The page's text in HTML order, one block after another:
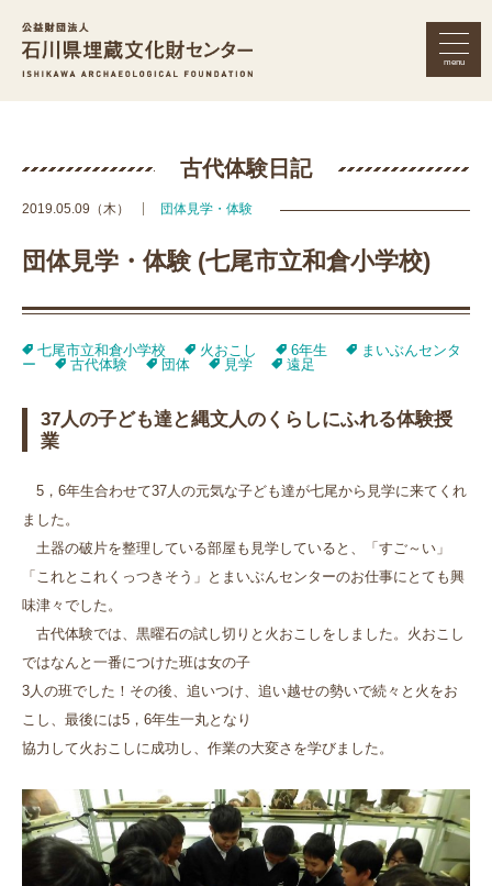
menu
古代体験日記
2019.05.09（木） 団体見学・体験
団体見学・体験 (七尾市立和倉小学校)
七尾市立和倉小学校 火おこし 6年生
まいぶんセンタ
ー
古代体験 団体 見学 遠足
37人の子ども達と縄文人のくらしにふれる体験授
業
5，6年生合わせて37人の元気な子ども達が七尾から見学に来てくれ
ました。
土器の破片を整理している部屋も見学していると、「すご～い」
「これとこれくっつきそう」とまいぶんセンターのお仕事にとても興
味津々でした。
古代体験では、黒曜石の試し切りと火おこしをしました。火おこし
ではなんと一番につけた班は女の子
3人の班でした！その後、追いつけ、追い越せの勢いで続々と火をお
こし、最後には5，6年生一丸となり
協力して火おこしに成功し、作業の大変さを学びました。